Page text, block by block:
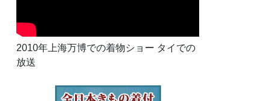
2010年上海万博での着物ショー タイでの
放送